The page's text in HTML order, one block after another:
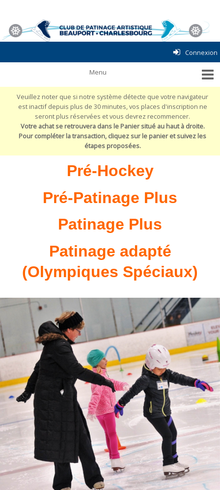
Connexion
Veuillez noter que si notre système détecte que votre navigateur
est inactif depuis plus de 30 minutes, vos places d'inscription ne
seront plus réservées et vous devrez recommencer.
Votre achat se retrouvera dans le Panier situé au haut à droite.
Pour compléter la transaction, cliquez sur le panier et suivez les
étapes proposées.
Pré-Hockey
Pré-Patinage Plus
Patinage Plus
Patinage adapté
(Olympiques Spéciaux)